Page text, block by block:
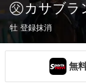
カサブラ
牡 登録抹消
無